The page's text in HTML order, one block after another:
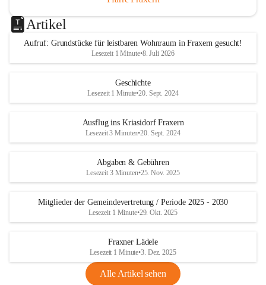
Artikel
Aufruf: Grundstücke für leistbaren Wohnraum in Fraxern gesucht!
Lesezeit 1 Minute•8. Juli 2026
Geschichte
Lesezeit 1 Minute•20. Sept. 2024
Ausflug ins Kriasidorf Fraxern
Lesezeit 3 Minuten•20. Sept. 2024
Abgaben & Gebühren
Lesezeit 3 Minuten•25. Nov. 2025
Mitglieder der Gemeindevertretung / Periode 2025 - 2030
Lesezeit 1 Minute•29. Okt. 2025
Fraxner Lädele
Lesezeit 1 Minute•3. Dez. 2025
Alle Artikel sehen